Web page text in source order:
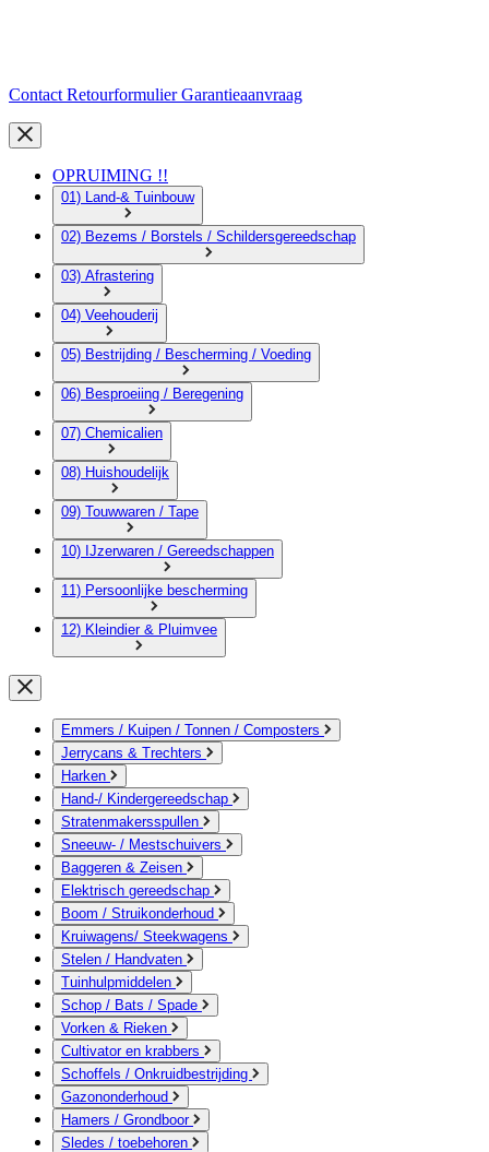
Contact RetourformulierGarantieaanvraag
OPRUIMING !!
01) Land-& Tuinbouw
02) Bezems / Borstels / Schildersgereedschap
03) Afrastering
04) Veehouderij
05) Bestrijding / Bescherming / Voeding
06) Besproeiing / Beregening
07) Chemicalien
08) Huishoudelijk
09) Touwwaren / Tape
10) IJzerwaren / Gereedschappen
11) Persoonlijke bescherming
12) Kleindier & Pluimvee
Emmers / Kuipen / Tonnen / Composters
Jerrycans & Trechters
Harken
Hand-/ Kindergereedschap
Stratenmakersspullen
Sneeuw- / Mestschuivers
Baggeren & Zeisen
Elektrisch gereedschap
Boom / Struikonderhoud
Kruiwagens/ Steekwagens
Stelen / Handvaten
Tuinhulpmiddelen
Schop / Bats / Spade
Vorken & Rieken
Cultivator en krabbers
Schoffels / Onkruidbestrijding
Gazononderhoud
Hamers / Grondboor
Sledes / toebehoren